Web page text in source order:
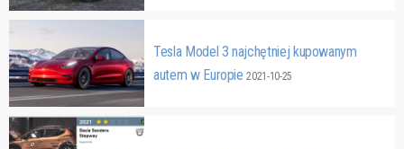
Tesla Model 3 najchętniej kupowanym
autem w Europie2021-10-25